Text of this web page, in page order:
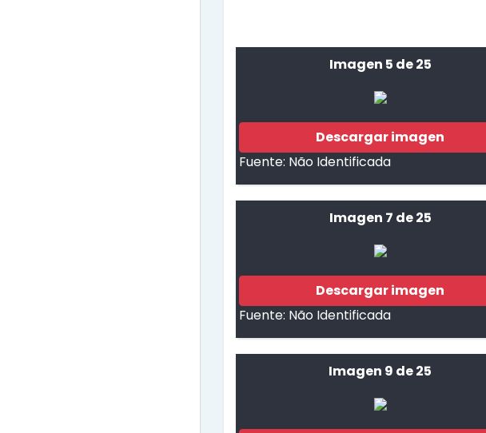
Imagen 5 de 25
Descargar imagen
Fuente: Não Identificada
Imagen 7 de 25
Descargar imagen
Fuente: Não Identificada
Imagen 9 de 25